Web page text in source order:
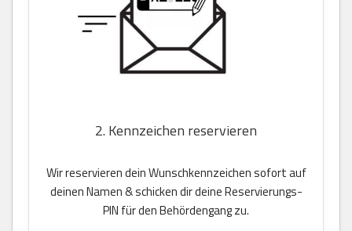
2. Kennzeichen reservieren
Wir reservieren dein Wunschkennzeichen sofort auf
deinen Namen & schicken dir deine Reservierungs-
PIN für den Behördengang zu.